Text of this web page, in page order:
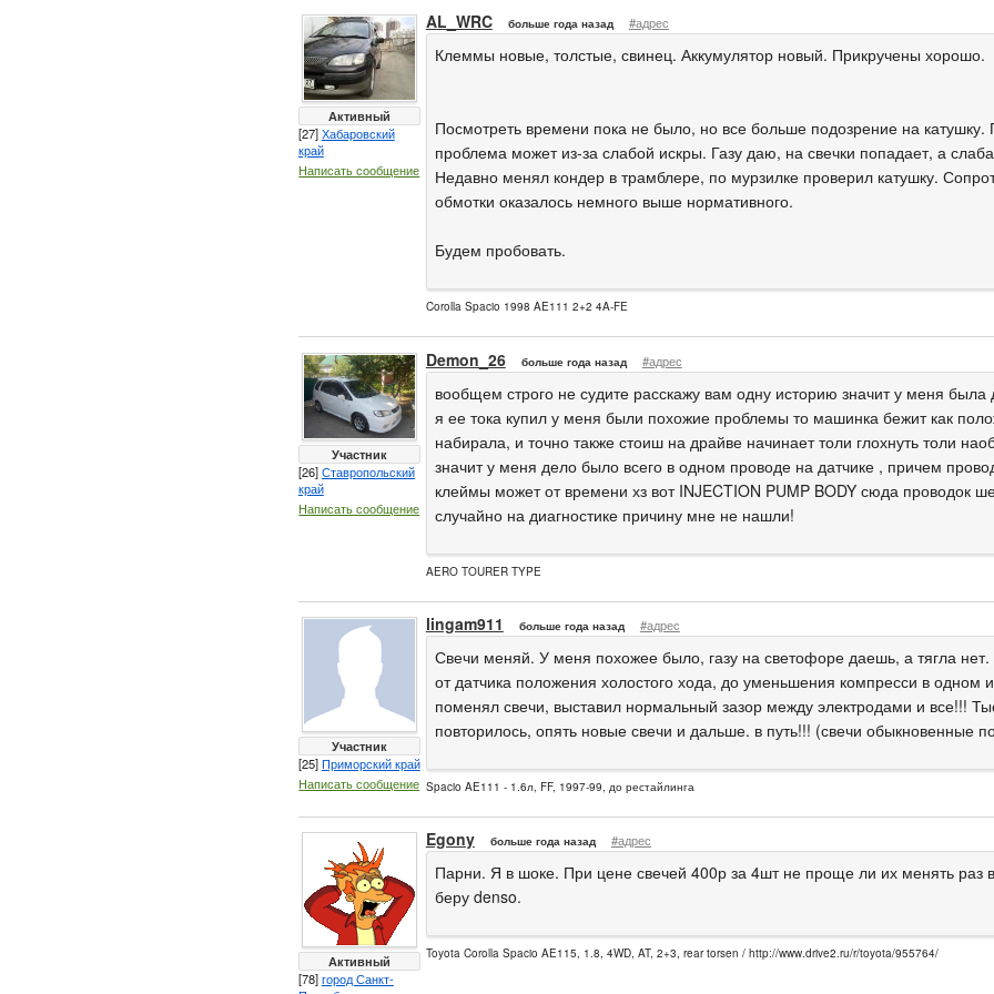
Активный
[27]Хабаровский
край
Написать сообщение
AL_WRC больше года назад #адрес
Клеммы новые, толстые, свинец. Аккумулятор новый. Прикручены хорошо.
Посмотреть времени пока не было, но все больше подозрение на катушку.
проблема может из-за слабой искры. Газу даю, на свечки попадает, а
Недавно менял кондер в трамблере, по мурзилке проверил катушку.
обмотки оказалось немного выше нормативного.
Будем пробовать.
Corolla Spacio 1998 AE111 2+2 4A-FE
Участник
[26]Ставропольский
край
Написать сообщение
Demon_26 больше года назад #адрес
вообщем строго не судите расскажу вам одну историю значит у меня была
я ее тока купил у меня были похожие проблемы то машинка бежит как
набирала, и точно также стоиш на драйве начинает толи глохнуть толи
значит у меня дело было всего в одном проводе на датчике , причем
клеймы может от времени хз вот INJECTION PUMP BODY сюда проводок
случайно на диагностике причину мне не нашли!
AERO TOURER TYPE
Участник
[25]Приморский край
Написать сообщение
lingam911 больше года назад #адрес
Свечи меняй. У меня похожее было, газу на светофоре даешь, а тягла нет.
от датчика положения холостого хода, до уменьшения компресси в одном
поменял свечи, выставил нормальный зазор между электродами и все!!!
повторилось, опять новые свечи и дальше. в путь!!! (свечи обыкновенные
Spacio AE111 - 1.6л, FF, 1997-99, до рестайлинга
Активный
[78]город Санкт-
Egony больше года назад #адрес
Парни. Я в шоке. При цене свечей 400р за 4шт не проще ли их менять раз
беру denso.
Toyota Corolla Spacio AE115, 1.8, 4WD, AT, 2+3, rear torsen / http://www.drive2.ru/r/toyota/955764/